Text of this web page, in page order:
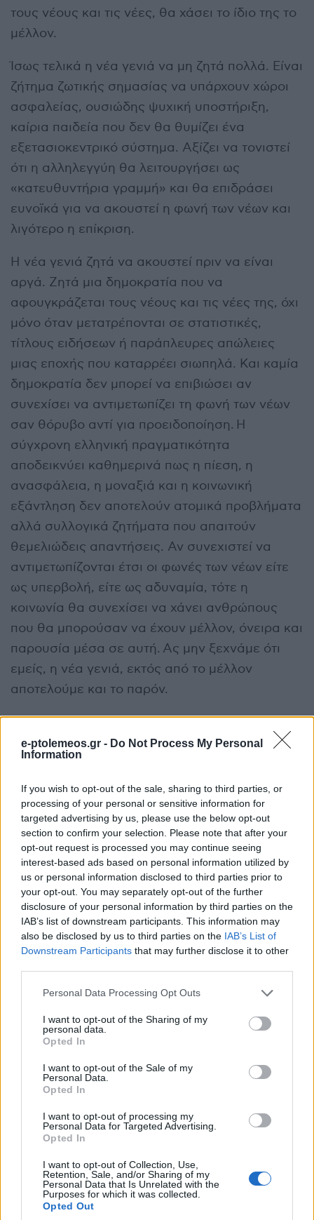
e-ptolemeos.gr - Do Not Process My Personal
Information
If you wish to opt-out of the sale, sharing to third parties, or
processing of your personal or sensitive information for
targeted advertising by us, please use the below opt-out
section to confirm your selection. Please note that after your
opt-out request is processed you may continue seeing
interest-based ads based on personal information utilized by
us or personal information disclosed to third parties prior to
your opt-out. You may separately opt-out of the further
disclosure of your personal information by third parties on the
IAB’s list of downstream participants. This information may
also be disclosed by us to third parties on the IAB’s List of
Downstream Participants that may further disclose it to other
Please note that this website/app uses one or more Google
not limited to your visit or usage behaviour. You may click to
grant or deny consent to Google and its third-party tags to
use your data for below specified purposes in below Google
consent section.
Personal Data Processing Opt Outs
I want to opt-out of the Sharing of my
personal data.
Opted In
I want to opt-out of the Sale of my
Personal Data.
Opted In
I want to opt-out of processing my
Personal Data for Targeted Advertising.
Opted In
I want to opt-out of Collection, Use,
Retention, Sale, and/or Sharing of my
Personal Data that Is Unrelated with the
Purposes for which it was collected.
Opted Out
τους νέους και τις νέες, θα χάσει το ίδιο της το
μέλλον.
Ίσως τελικά η νέα γενιά να μη ζητά πολλά. Είναι
ζήτημα ζωτικής σημασίας να υπάρχουν χώροι
ασφαλείας, ουσιώδης ψυχική υποστήριξη,
καίρια παιδεία που δεν θα θυμίζει ένα
εξετασιοκεντρικό σύστημα. Αξίζει να τονιστεί
ότι η αλληλεγγύη θα λειτουργήσει ως
«κατευθυντήρια γραμμή» και θα επιδράσει
ευνοϊκά για να ακουστεί η φωνή των νέων και
λιγότερο η επίκριση.
Η νέα γενιά ζητά να ακουστεί πριν να είναι
αργά. Ζητά μια δημοκρατία που να
αφουγκράζεται τους νέους και τις νέες της, όχι
μόνο όταν μετατρέπονται σε στατιστικές,
τίτλους ειδήσεων ή παράπλευρες απώλειες
μιας εποχής που καταρρέει σιωπηλά. Και καμία
δημοκρατία δεν μπορεί να επιβιώσει αν
συνεχίσει να αντιμετωπίζει τη φωνή των νέων
σαν θόρυβο αντί για προειδοποίηση. Η
σύγχρονη ελληνική πραγματικότητα
αποδεικνύει καθημερινά πως η πίεση, η
ανασφάλεια, η μοναξιά και η κοινωνική
εξάντληση δεν αποτελούν ατομικά προβλήματα
αλλά συλλογικά ζητήματα που απαιτούν
θεμελιώδεις απαντήσεις. Αν συνεχιστεί να
αντιμετωπίζονται έτσι οι φωνές των νέων είτε
ως υπερβολή, είτε ως αδυναμία, τότε η
κοινωνία θα συνεχίσει να χάνει ανθρώπους
που θα μπορούσαν να έχουν μέλλον, όνειρα και
παρουσία μέσα σε αυτή. Ας μην ξεχνάμε ότι
εμείς, η νέα γενιά, εκτός από το μέλλον
αποτελούμε και το παρόν.
Σχετικά
Ευ Ήβη στο κενό* – Γράφει
ΠαΠαγιώτης
12 Ιουνίου 2026, 8:30 μμ
σε "Αρθρογραφία"
τους συνελήφθησαν για
τον ξυλοδαρμό της
μαθήτριας
31 Ιανουαρίου 2024, 11:00 πμ
σε "Ελλάδα"
Η Ευρώπη σε Τόξο Πίεσης:
Βαλτική–Βαλκάνια–Ορμούζ
και τα Ανενεργά
Κοιτάσματα της Ευρώπης –
Του Γιάννη Μπασιά
17 Απριλίου 2026, 9:21 πμ
σε "Αρθρογραφία"
Ακολουθήστε μας στο Google News
και μάθετε πρώτοι όλες τις ειδήσεις!